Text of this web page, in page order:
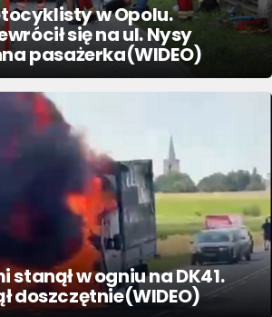
w Opolu.
się na ul. Nysy
pasażerka(WIDEO)
stanął w ogniu na DK41.
doszczętnie(WIDEO)